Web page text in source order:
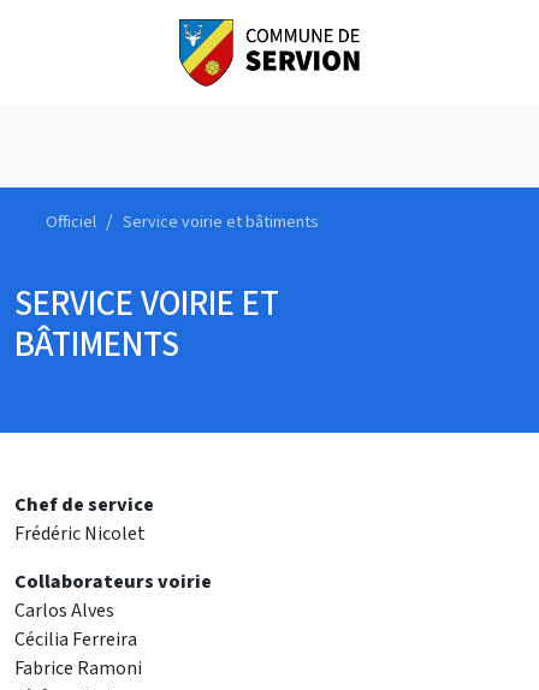
Officiel Service voirie et bâtiments
SERVICE VOIRIE ET
BÂTIMENTS
Chef de service
Frédéric Nicolet
Collaborateurs voirie
Carlos Alves
Cécilia Ferreira
Fabrice Ramoni